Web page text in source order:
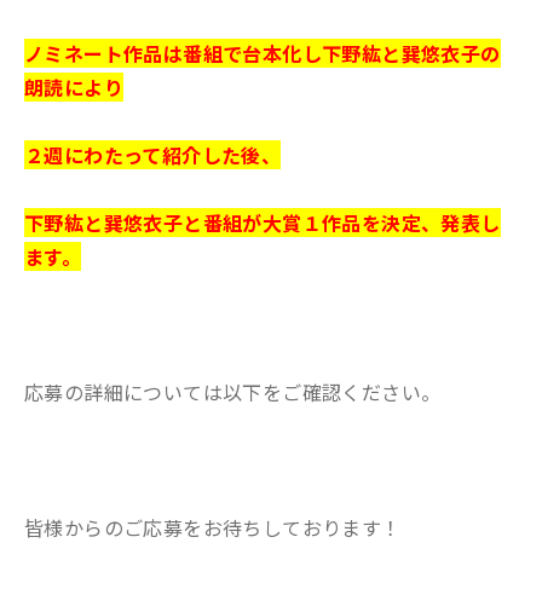
ノミネート作品は番組で台本化し下野紘と巽悠衣子の
朗読により
２週にわたって紹介した後、
下野紘と巽悠衣子と番組が大賞１作品を決定、発表し
ます。
応募の詳細については以下をご確認ください。
皆様からのご応募をお待ちしております！